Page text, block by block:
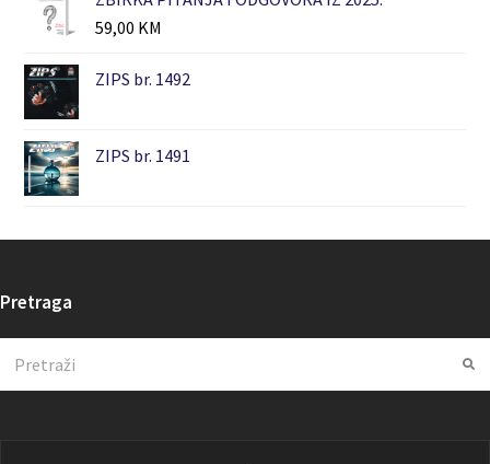
59,00 KM
ZIPS br. 1492
ZIPS br. 1491
Pretraga